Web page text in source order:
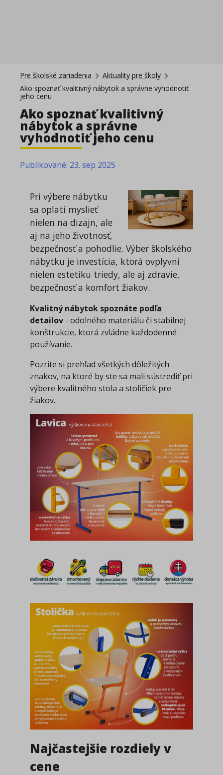
Pre školské zariadenia
Aktuality pre školy
Ako spoznať kvalitivný nábytok a správne vyhodnotiť
jeho cenu
Ako spoznať kvalitivný
nábytok a správne
vyhodnotiť jeho cenu
Publikované: 23. sep 2025
Pri výbere nábytku
sa oplatí myslieť
nielen na dizajn, ale
aj na jeho životnosť,
bezpečnosť a pohodlie. Výber školského
nábytku je investícia, ktorá ovplyvní
nielen estetiku triedy, ale aj zdravie,
bezpečnosť a komfort žiakov.
Kvalitný nábytok spoznáte podľa
detailov - odolného materiálu či stabilnej
konštrukcie, ktorá zvládne každodenné
používanie.
Pozrite si prehľad všetkých dôležitých
znakov, na ktoré by ste sa mali sústrediť pri
výbere kvalitného stola a stoličiek pre
žiakov.
Najčastejšie rozdiely v
cene